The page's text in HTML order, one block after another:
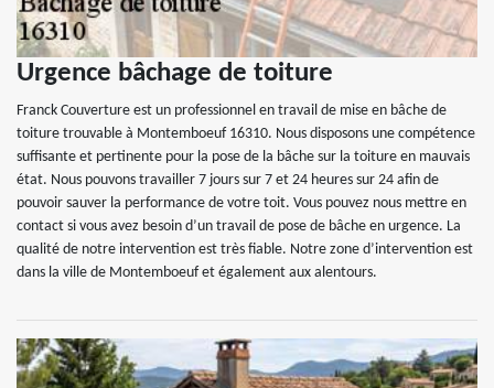
Urgence bâchage de toiture
Franck Couverture est un professionnel en travail de mise en bâche de
toiture trouvable à Montemboeuf 16310. Nous disposons une compétence
suffisante et pertinente pour la pose de la bâche sur la toiture en mauvais
état. Nous pouvons travailler 7 jours sur 7 et 24 heures sur 24 afin de
pouvoir sauver la performance de votre toit. Vous pouvez nous mettre en
contact si vous avez besoin d’un travail de pose de bâche en urgence. La
qualité de notre intervention est très fiable. Notre zone d’intervention est
dans la ville de Montemboeuf et également aux alentours.